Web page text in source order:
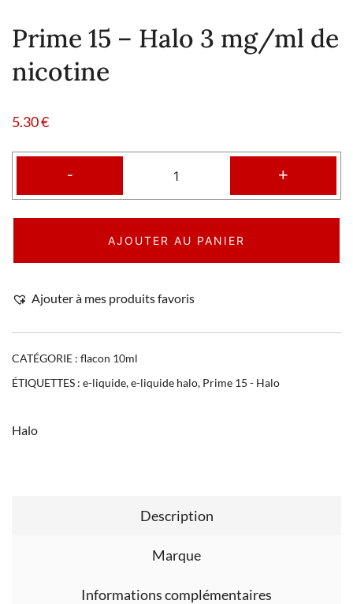
Prime 15 – Halo 3 mg/ml de
nicotine
5.30€
- +
AJOUTER AU PANIER
Ajouter à mes produits favoris
CATÉGORIE : flacon 10ml
ÉTIQUETTES : e-liquide,e-liquide halo, Prime 15 - Halo
Halo
Description
Marque
Informations complémentaires